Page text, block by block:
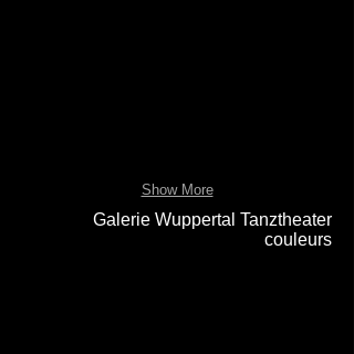
Show More
Galerie Wuppertal Tanztheater
couleurs